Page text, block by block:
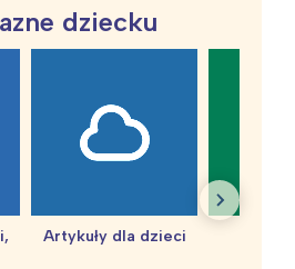
dziecku
Artykuły dla dzieci